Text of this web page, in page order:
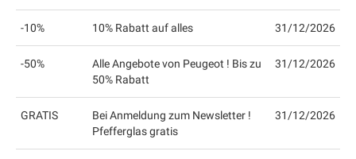
-10% 10% Rabatt auf alles 31/12/2026
-50%
Alle Angebote von Peugeot ! Bis zu
50% Rabatt
31/12/2026
GRATIS
Bei Anmeldung zum Newsletter !
Pfefferglas gratis
31/12/2026